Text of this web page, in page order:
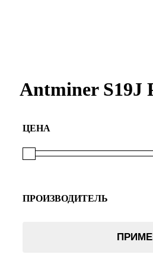
Antminer S19J
ЦЕНА
ПРОИЗВОДИТЕЛЬ